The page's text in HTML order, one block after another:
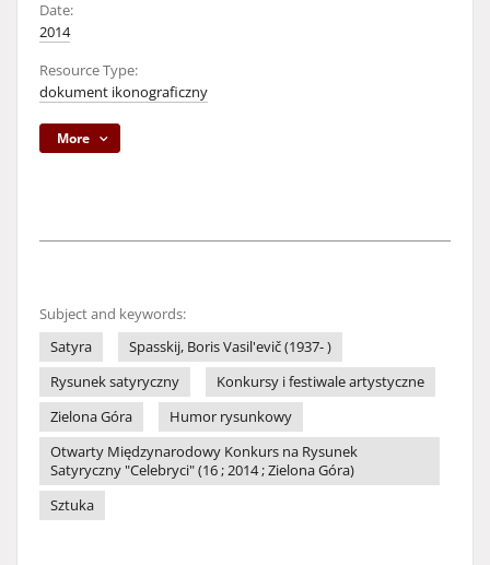
Date:
2014
Resource Type:
dokument ikonograficzny
More
Subject and keywords:
Satyra
Spasskij, Boris Vasil'evič (1937- )
Rysunek satyryczny
Konkursy i festiwale artystyczne
Zielona Góra
Humor rysunkowy
Otwarty Międzynarodowy Konkurs na Rysunek
Satyryczny "Celebryci" (16 ; 2014 ; Zielona Góra)
Sztuka